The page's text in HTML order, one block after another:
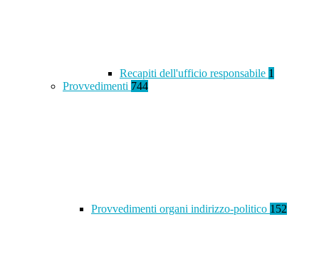
Recapiti dell'ufficio responsabile 1
Provvedimenti 744
Provvedimenti organi indirizzo-politico 152